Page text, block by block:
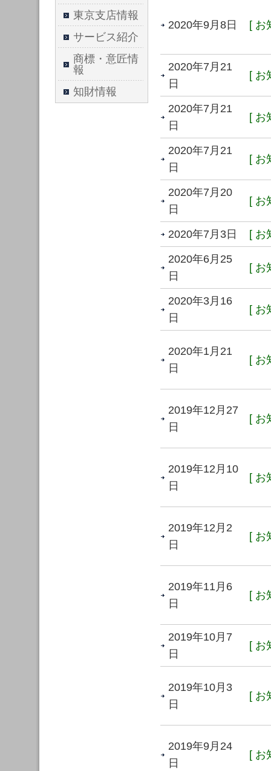
2020年9月8日 [ お
2020年7月21
日
[ お
2020年7月21
日
[ お
2020年7月21
日
[ お
2020年7月20
日
[ お
2020年7月3日 [ お
2020年6月25
日
[ お
2020年3月16
日
[ お
2020年1月21
日
[ お
2019年12月27
日
[ お
2019年12月10
日
[ お
2019年12月2
日
[ お
2019年11月6
日
[ お
2019年10月7
日
[ お
2019年10月3
日
[ お
2019年9月24
日
[ お
東京支店情報
サービス紹介
商標・意匠情
報
知財情報